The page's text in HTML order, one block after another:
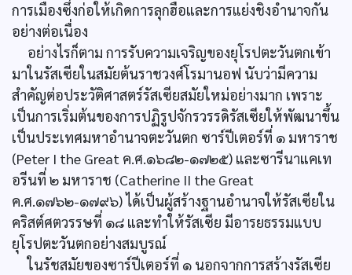
การเมืองซึ่งก่อให้เกิดการลุกฮือและการแย่งชิงอำนาจกัน
อย่างต่อเนื่อง
อย่างไรก็ตาม การรับความเจริญของยุโรปตะวันตกเข้า
มาในรัสเซียในสมัยต้นราชวงศ์โรมานอฟ นับว่ามีความ
สำคัญต่อประวัติศาสตร์รัสเซียสมัยใหม่อย่างมาก เพราะ
เป็นการเริ่มต้นของการปฏิรูปจักรวรรดิรัสเซียให้พัฒนาขึ้น
เป็นประเทศมหาอำนาจตะวันตก ซาร์ปีเตอร์ที่ ๑ มหาราช
(Peter I the Great ค.ศ.๑๖๘๒-๑๗๒๕) และซารีนาแคเท
อรีนที่ ๒ มหาราช (Catherine II the Great
ค.ศ.๑๗๖๒-๑๗๙๖) ได้เป็นผู้สร้างฐานอำนาจให้รัสเซียใน
คริสต์ศตวรรษที่ ๑๘ และทำให้รัสเซีย มีอารยธรรมแบบ
ยุโรปตะวันตกอย่างสมบูรณ์
ในรัชสมัยของซาร์ปีเตอร์ที่ ๑ นอกจากการสร้างรัสเซีย